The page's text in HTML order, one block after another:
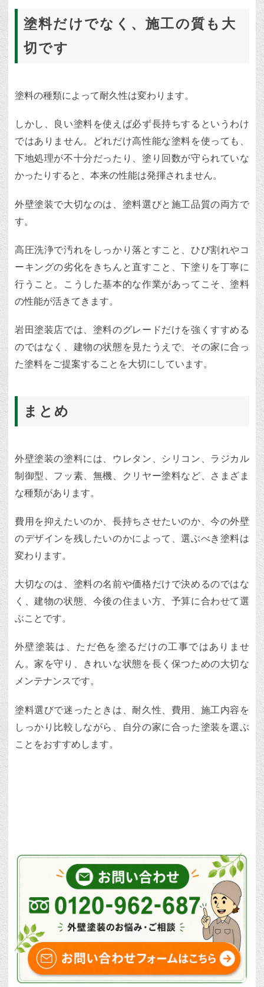
塗料だけでなく、施工の質も大
切です
塗料の種類によって耐久性は変わります。
しかし、良い塗料を使えば必ず長持ちするというわけ
ではありません。どれだけ高性能な塗料を使っても、
下地処理が不十分だったり、塗り回数が守られていな
かったりすると、本来の性能は発揮されません。
外壁塗装で大切なのは、塗料選びと施工品質の両方で
す。
高圧洗浄で汚れをしっかり落とすこと、ひび割れやコ
ーキングの劣化をきちんと直すこと、下塗りを丁寧に
行うこと。こうした基本的な作業があってこそ、塗料
の性能が活きてきます。
岩田塗装店では、塗料のグレードだけを強くすすめる
のではなく、建物の状態を見たうえで、その家に合っ
た塗料をご提案することを大切にしています。
まとめ
外壁塗装の塗料には、ウレタン、シリコン、ラジカル
制御型、フッ素、無機、クリヤー塗料など、さまざま
な種類があります。
費用を抑えたいのか、長持ちさせたいのか、今の外壁
のデザインを残したいのかによって、選ぶべき塗料は
変わります。
大切なのは、塗料の名前や価格だけで決めるのではな
く、建物の状態、今後の住まい方、予算に合わせて選
ぶことです。
外壁塗装は、ただ色を塗るだけの工事ではありませ
ん。家を守り、きれいな状態を長く保つための大切な
メンテナンスです。
塗料選びで迷ったときは、耐久性、費用、施工内容を
しっかり比較しながら、自分の家に合った塗装を選ぶ
ことをおすすめします。